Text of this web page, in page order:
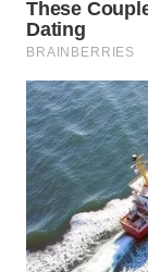
LABUANBAJO
BORNEO
Wahana
Media
Group
WAHANA
NEWS